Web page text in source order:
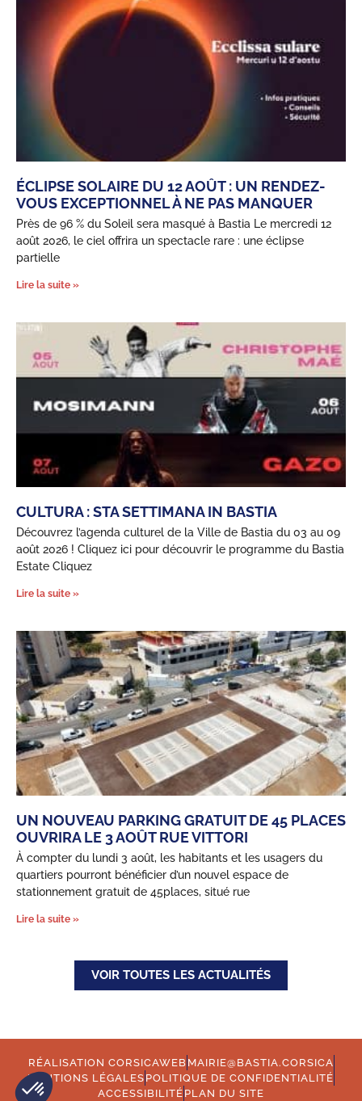
ÉCLIPSE SOLAIRE DU 12 AOÛT : UN RENDEZ-
VOUS EXCEPTIONNEL À NE PAS MANQUER
Près de 96 % du Soleil sera masqué à Bastia Le mercredi 12
août 2026, le ciel offrira un spectacle rare : une éclipse
partielle
Lire la suite »
CULTURA : STA SETTIMANA IN BASTIA
Découvrez l’agenda culturel de la Ville de Bastia du 03 au 09
août 2026 ! Cliquez ici pour découvrir le programme du Bastia
Estate Cliquez
Lire la suite »
UN NOUVEAU PARKING GRATUIT DE 45 PLACES
OUVRIRA LE 3 AOÛT RUE VITTORI
À compter du lundi 3 août, les habitants et les usagers du
quartiers pourront bénéficier d’un nouvel espace de
stationnement gratuit de 45places, situé rue
Lire la suite »
VOIR TOUTES LES ACTUALITÉS
RÉALISATION CORSICAWEB MAIRIE@BASTIA.CORSICA
MENTIONS LÉGALES POLITIQUE DE CONFIDENTIALITÉ
ACCESSIBILITÉ PLAN DU SITE